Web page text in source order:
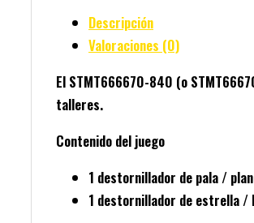
Descripción
Valoraciones (0)
El STMT666670-840 (o
talleres.
Contenido del juego
1 destornillador de pala /
1 destornillador de estrella /